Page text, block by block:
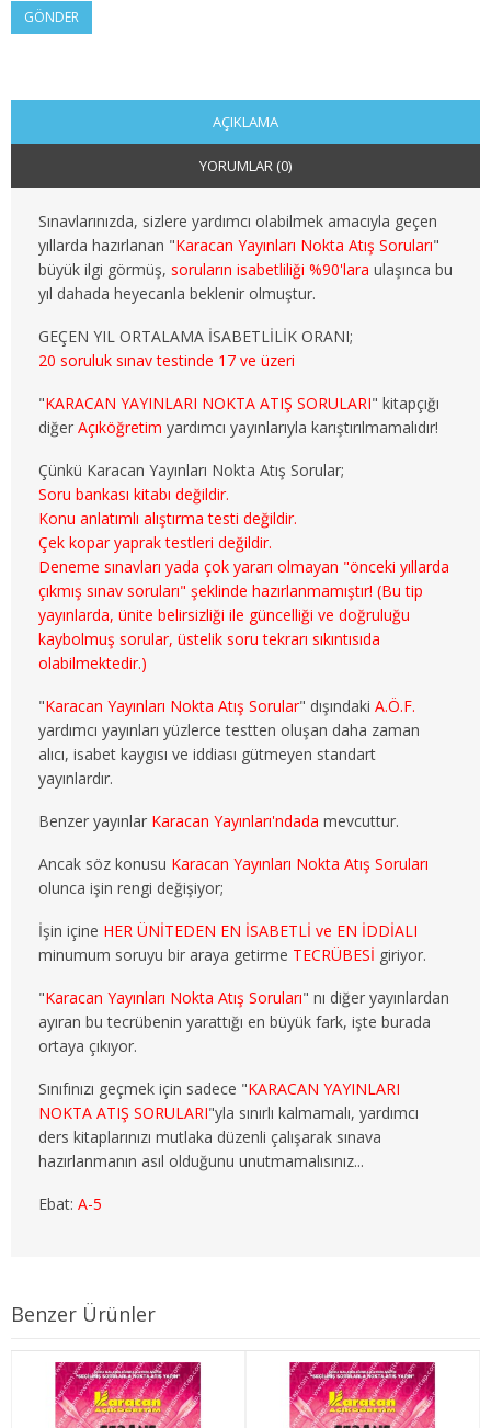
3. SINIF 5. YARIYIL KAMU
4. SINIF 7. YARIYIL KAMU
4. SINIF 8. YARIYIL KAMU
MALİYE
1. SINIF 1. YARIYIL MALİYE
2. SINIF 3. YARIYIL MALİYE
2. SINIF 4. YARIYIL MALİYE
3. SINIF 5. YARIYIL MALİYE
3. SINIF 6. YARIYIL MALİYE
4. SINIF 7. YARIYIL MALİYE
4. SINIF 8. YARIYIL MALİYE
ÇALIŞMA EKO. VE END. İLİŞ.
1. SINIF 1. YARIYIL ÇEKO
1. SINIF 2. YARIYIL ÇEKO
2. SINIF 3. YARIYIL ÇEKO
2. SINIF 4. YARIYIL ÇEKO
3. SINIF 6. YARIYIL ÇEKO
4. SINIF 7. YARIYIL ÇEKO
4. SINIF 8. YARIYIL ÇEKO
ULUSLARARASI İLİŞKİLER
1. SINIF 1. YARIYIL ULUSLARARASI İLŞ
1. SINIF 2. YARIYIL ULUSLARARASI İLŞ
2. SINIF 4. YARIYIL ULUSLARARASI İLŞ
3. SINIF 5. YARIYIL ULUSLARARASI İLŞ
3. SINIF 6. YARIYIL ULUSLARARASI İLŞ
GÖNDER
AÇIKLAMA
YORUMLAR (0)
Sınavlarınızda, sizlere yardımcı olabilmek amacıyla geçen
yıllarda hazırlanan "Karacan Yayınları Nokta Atış Soruları"
büyük ilgi görmüş, soruların isabetliliği %90'lara ulaşınca bu
yıl dahada heyecanla beklenir olmuştur.
GEÇEN YIL ORTALAMA İSABETLİLİK ORANI;
20 soruluk sınav testinde 17 ve üzeri
"KARACAN YAYINLARI NOKTA ATIŞ SORULARI" kitapçığı
diğer Açıköğretim yardımcı yayınlarıyla karıştırılmamalıdır!
Çünkü Karacan Yayınları Nokta Atış Sorular;
Soru bankası kitabı değildir.
Konu anlatımlı alıştırma testi değildir.
Çek kopar yaprak testleri değildir.
Deneme sınavları yada çok yararı olmayan "önceki yıllarda
çıkmış sınav soruları" şeklinde hazırlanmamıştır! (Bu tip
yayınlarda, ünite belirsizliği ile güncelliği ve doğruluğu
kaybolmuş sorular, üstelik soru tekrarı sıkıntısıda
olabilmektedir.)
"Karacan Yayınları Nokta Atış Sorular" dışındaki A.Ö.F.
yardımcı yayınları yüzlerce testten oluşan daha zaman
alıcı, isabet kaygısı ve iddiası gütmeyen standart
yayınlardır.
Benzer yayınlar Karacan Yayınları'ndada mevcuttur.
Ancak söz konusu Karacan Yayınları Nokta Atış Soruları
olunca işin rengi değişiyor;
İşin içine HER ÜNİTEDEN EN İSABETLİ ve EN İDDİALI
minumum soruyu bir araya getirme TECRÜBESİ giriyor.
"Karacan Yayınları Nokta Atış Soruları" nı diğer yayınlardan
ayıran bu tecrübenin yarattığı en büyük fark, işte burada
ortaya çıkıyor.
Sınıfınızı geçmek için sadece "KARACAN YAYINLARI
NOKTA ATIŞ SORULARI"yla sınırlı kalmamalı, yardımcı
ders kitaplarınızı mutlaka düzenli çalışarak sınava
hazırlanmanın asıl olduğunu unutmamalısınız...
Ebat: A-5
Benzer Ürünler